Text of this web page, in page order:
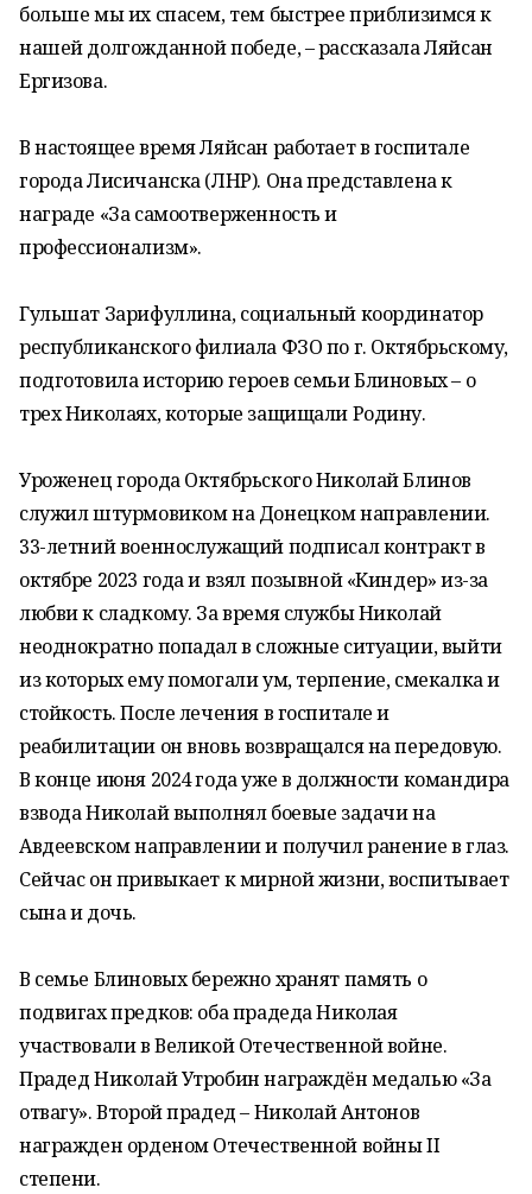
больше мы их спасем, тем быстрее приблизимся к
нашей долгожданной победе, – рассказала Ляйсан
Ергизова.
В настоящее время Ляйсан работает в госпитале
города Лисичанска (ЛНР). Она представлена к
награде «За самоотверженность и
профессионализм».
Гульшат Зарифуллина, социальный координатор
республиканского филиала ФЗО по г. Октябрьскому,
подготовила историю героев семьи Блиновых – о
трех Николаях, которые защищали Родину.
Уроженец города Октябрьского Николай Блинов
служил штурмовиком на Донецком направлении.
33-летний военнослужащий подписал контракт в
октябре 2023 года и взял позывной «Киндер» из-за
любви к сладкому. За время службы Николай
неоднократно попадал в сложные ситуации, выйти
из которых ему помогали ум, терпение, смекалка и
стойкость. После лечения в госпитале и
реабилитации он вновь возвращался на передовую.
В конце июня 2024 года уже в должности командира
взвода Николай выполнял боевые задачи на
Авдеевском направлении и получил ранение в глаз.
Сейчас он привыкает к мирной жизни, воспитывает
сына и дочь.
В семье Блиновых бережно хранят память о
подвигах предков: оба прадеда Николая
участвовали в Великой Отечественной войне.
Прадед Николай Утробин награждён медалью «За
отвагу». Второй прадед – Николай Антонов
награжден орденом Отечественной войны II
степени.